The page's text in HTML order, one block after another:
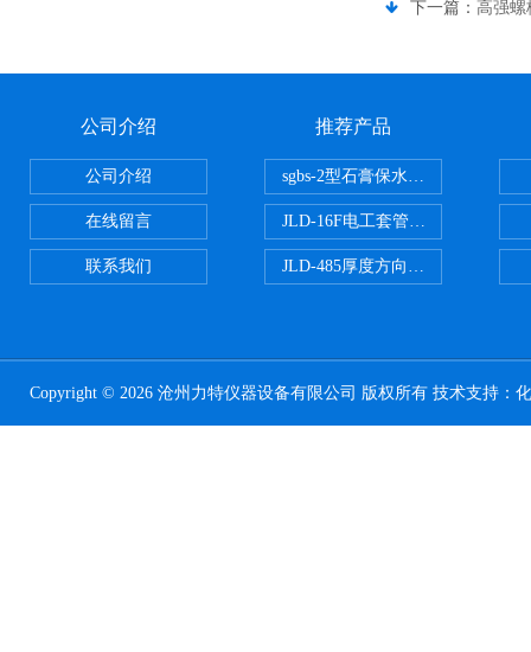
下一篇： 高强螺
公司介绍
公司介绍
在线留言
联系我们
推荐产品
sgbs-2型石膏保水率测定仪粉刷
JLD-16F电工套管恒温水浴管材
JLD-485厚度方向性钢板拉伸试验
Copyright © 2026 沧州力特仪器设备有限公司 版权所有 技术支持：